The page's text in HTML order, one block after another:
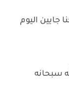
جايين اليوم
سبحانه